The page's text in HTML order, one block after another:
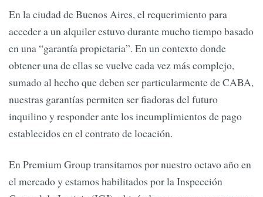
En la ciudad de Buenos Aires, el requerimiento para
acceder a un alquiler estuvo durante mucho tiempo basado
en una “garantía propietaria”. En un contexto donde
obtener una de ellas se vuelve cada vez más complejo,
sumado al hecho que deben ser particularmente de CABA,
nuestras garantías permiten ser fiadoras del futuro
inquilino y responder ante los incumplimientos de pago
establecidos en el contrato de locación.
En Premium Group transitamos por nuestro octavo año en
el mercado y estamos habilitados por la Inspección